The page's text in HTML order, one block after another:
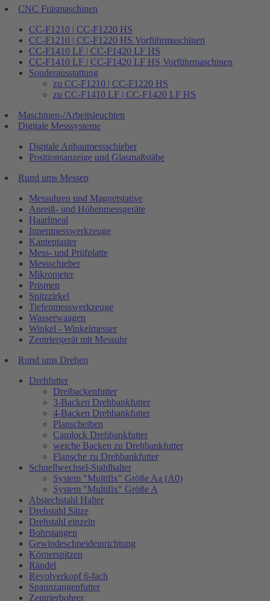
CNC Fräsmaschinen
CC-F1210 | CC-F1220 HS
CC-F1210 | CC-F1220 HS Vorführmaschinen
CC-F1410 LF | CC-F1420 LF HS
CC-F1410 LF | CC-F1420 LF HS Vorführmaschinen
Sonderausstattung
zu CC-F1210 | CC-F1220 HS
zu CC-F1410 LF | CC-F1420 LF HS
Maschinen-/Arbeitsleuchten
Digitale Messsysteme
Digitale Anbaumessschieber
Positionsanzeige und Glasmaßstäbe
Rund ums Messen
Messuhren und Magnetstative
Anreiß- und Höhenmessgeräte
Haarlineal
Innenmesswerkzeuge
Kantentaster
Mess- und Prüfplatte
Messschieber
Mikrometer
Prismen
Spitzzirkel
Tiefenmesswerkzeuge
Wasserwaagen
Winkel - Winkelmesser
Zentriergerät mit Messuhr
Rund ums Drehen
Drehfutter
Dreibackenfutter
3-Backen Drehbankfutter
4-Backen Drehbankfutter
Planscheiben
Camlock Drehbankfutter
weiche Backen zu Drehbankfutter
Flansche zu Drehbankfutter
Schnellwechsel-Stahlhalter
System "Multifix" Größe Aa (A0)
System "Multifix" Größe A
Abstechstahl Halter
Drehstahl Sätze
Drehstahl einzeln
Bohrstangen
Gewindeschneideinrichtung
Körnerspitzen
Rändel
Revolverkopf 6-fach
Spannzangenfutter
Zentrierbohrer